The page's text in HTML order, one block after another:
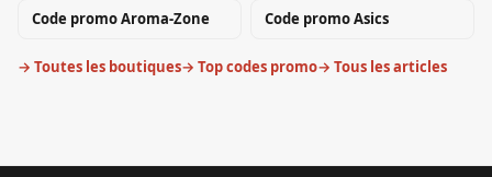
Code promoAroma-Zone Code promoAsics
→ Toutes les boutiques→ Top codes promo→ Tous les articles